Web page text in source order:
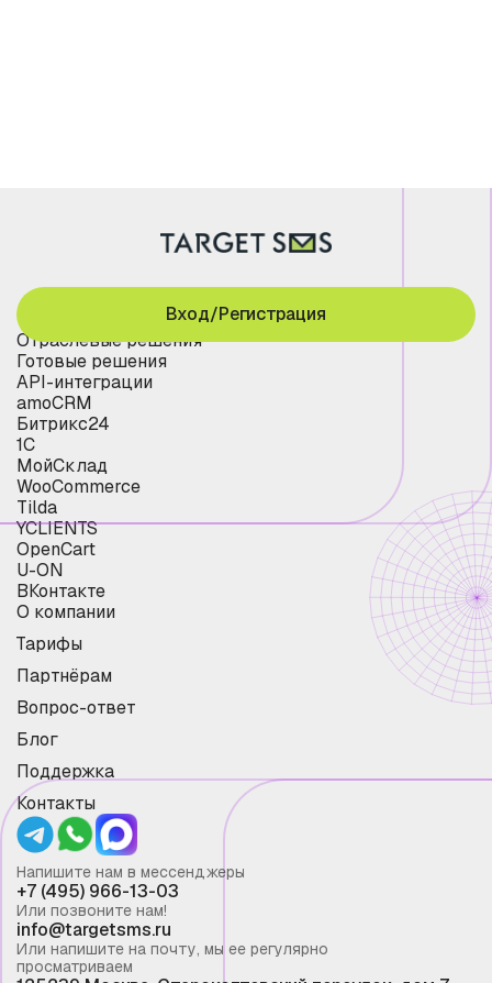
Отраслевые решения
Готовые решения
API-интеграции
amoCRM
Битрикс24
1С
МойСклад
WooCommerce
Tilda
YCLIENTS
OpenCart
U-ON
ВКонтакте
О компании
Тарифы
Партнёрам
Вопрос-ответ
Блог
Поддержка
Контакты
Вход/Регистрация
Напишите нам в мессенджеры
+7 (495) 966-13-03
Или позвоните нам!
info@targetsms.ru
Или напишите на почту, мы ее регулярно
просматриваем